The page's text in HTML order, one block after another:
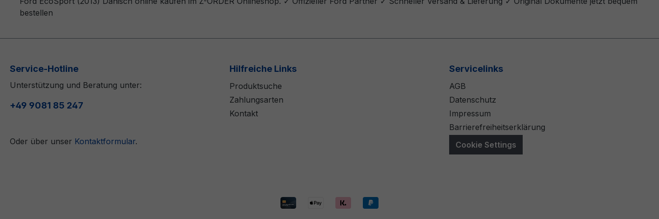
bestellen
Service-Hotline
Unterstützung und Beratung unter:
+49 9081 85 247
Oder über unser Kontaktformular.
Hilfreiche Links
Produktsuche
Zahlungsarten
Kontakt
Servicelinks
AGB
Datenschutz
Impressum
Barrierefreiheitserklärung
Cookie Settings